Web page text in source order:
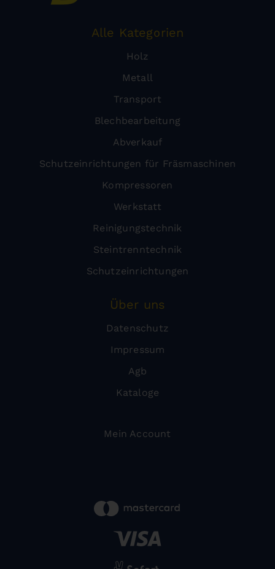
Alle Kategorien
Holz
Metall
Transport
Blechbearbeitung
Abverkauf
Schutzeinrichtungen für Fräsmaschinen
Kompressoren
Werkstatt
Reinigungstechnik
Steintrenntechnik
Schutzeinrichtungen
Über uns
Datenschutz
Impressum
Agb
Kataloge
Mein Account